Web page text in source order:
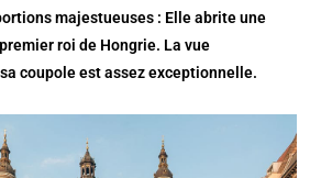
majestueuses : Elle abrite une
roi de Hongrie. La vue
coupole est assez exceptionnelle.